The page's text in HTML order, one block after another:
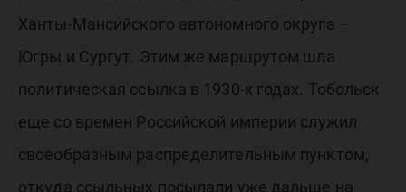
Ханты-Мансийского автономного округа –
Югры и Сургут. Этим же маршрутом шла
политическая ссылка в 1930-х годах. Тобольск
еще со времен Российской империи служил
своеобразным распределительным пунктом,
откуда ссыльных посылали уже дальше на